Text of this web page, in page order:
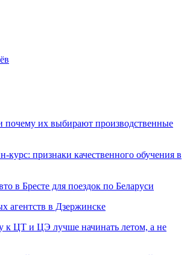
почему их выбирают производственные
курс: признаки качественного обучения в
в Бресте для поездок по Беларуси
агентств в Дзержинске
к ЦТ и ЦЭ лучше начинать летом, а не